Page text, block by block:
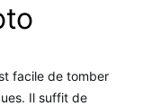
facile de tomber
Il suffit de